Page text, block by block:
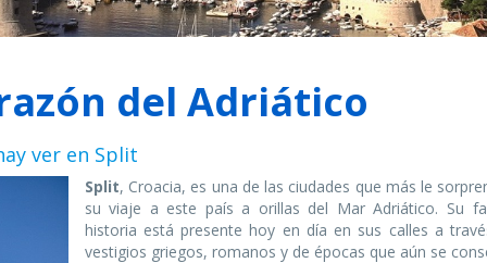
del Adriático
ver en Split
Split, Croacia, es una de las ciudades que más le
su viaje a este país a orillas del Mar Adriático. Su
historia está presente hoy en día en sus calles a
vestigios griegos, romanos y de épocas que aún se